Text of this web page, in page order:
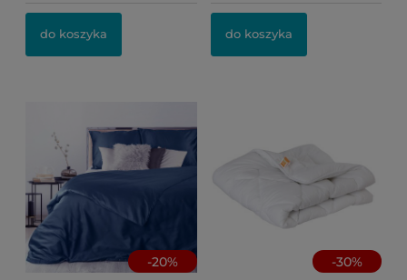
do koszyka do koszyka
-20%
-30%